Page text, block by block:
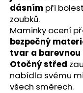
dásním při
zoubků.
Maminky ocení
bezpečný
tvar a
Otočný střed
nabídla svému
všech směrech.
D
o
p
o
r
u
č
u